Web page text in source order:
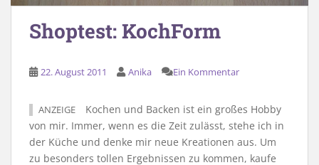
Shoptest: KochForm
22. August 2011 Anika Ein Kommentar
ANZEIGE
Kochen und Backen ist ein großes Hobby
von mir. Immer, wenn es die Zeit zulässt, stehe ich in
der Küche und denke mir neue Kreationen aus. Um
zu besonders tollen Ergebnissen zu kommen, kaufe